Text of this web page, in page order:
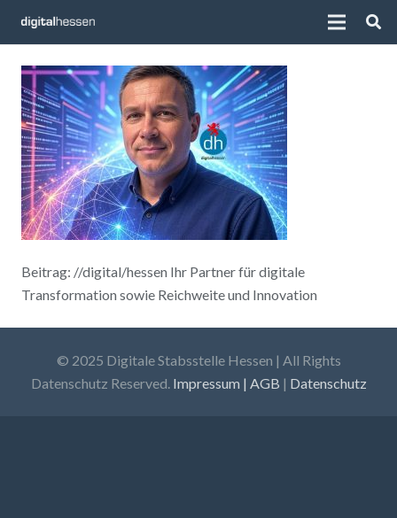
Beitrag: //digital/hessen Ihr Partner für digitale
Transformation sowie Reichweite und Innovation
© 2025 Digitale Stabsstelle Hessen | All Rights
Datenschutz Reserved. Impressum | AGB | Datenschutz